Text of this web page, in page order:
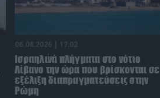
06.08.2026 | 17:02
Ισραηλινά πλήγματα στο νότιο
Λίβανο την ώρα που βρίσκονται σε
εξέλιξη διαπραγματεύσεις στην
Ρώμη